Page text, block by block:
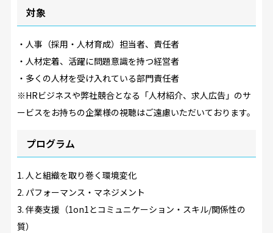
対象
・人事（採用・人材育成）担当者、責任者
・人材定着、活躍に問題意識を持つ経営者
・多くの人材を受け入れている部門責任者
※HRビジネスや弊社競合となる「人材紹介、求人広告」のサ
ービスをお持ちの企業様の視聴はご遠慮いただいております。
プログラム
1. 人と組織を取り巻く環境変化
2. パフォーマンス・マネジメント
3. 伴奏支援（1on1とコミュニケーション・スキル/関係性の
質）